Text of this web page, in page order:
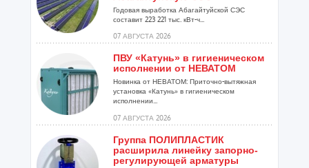
Годовая выработка Абагайтуйской СЭС
составит 223 221 тыс. кВт-ч...
07 АВГУСТА 2026
ПВУ «Катунь» в гигиеническом
исполнении от НЕВАТОМ
Новинка от НЕВАТОМ: Приточно-вытяжная
установка «Катунь» в гигиеническом
исполнении...
07 АВГУСТА 2026
Группа ПОЛИПЛАСТИК
расширила линейку запорно-
регулирующей арматуры